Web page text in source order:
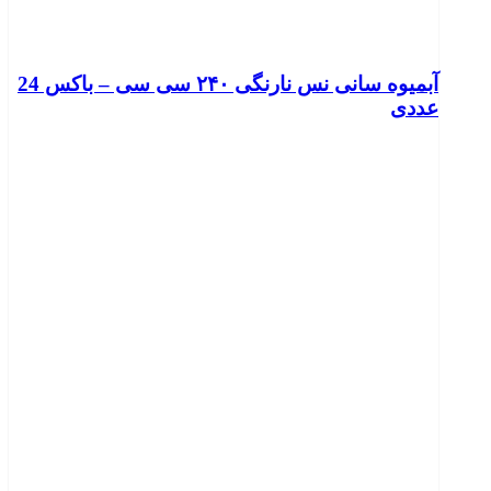
آبمیوه سانی نس نارنگی ۲۴۰ سی سی – باکس 24
عددی